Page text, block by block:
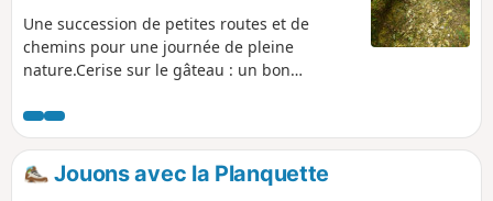
Une succession de petites routes et de
chemins pour une journée de pleine
nature.Cerise sur le gâteau : un bon
le Bois de Fressin. Pour les randonneurs très
aguerris, je conseille fortement la variante
décrite dans les infos pratiques.
Jouons avec la Planquette